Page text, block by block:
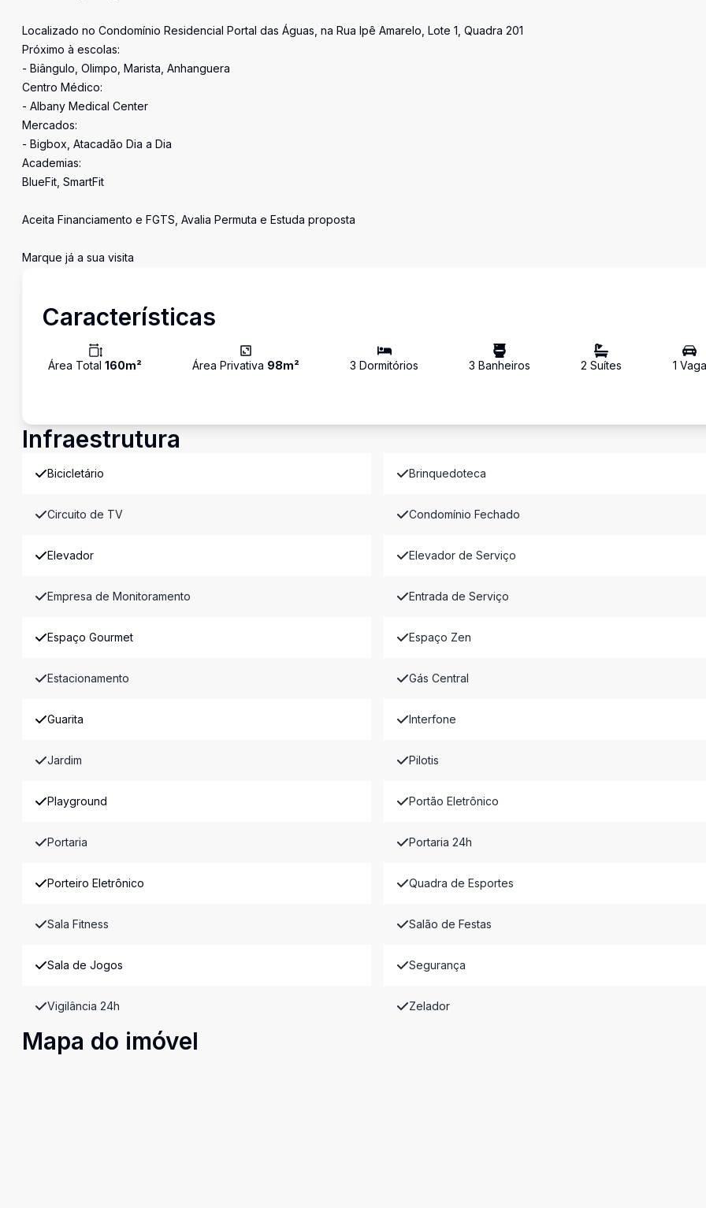
Localizado no Condomínio Residencial Portal das Águas, na Rua Ipê Amarelo, Lote 1, Quadra 201
Próximo à escolas:
- Biângulo, Olimpo, Marista, Anhanguera
Centro Médico:
- Albany Medical Center
Mercados:
- Bigbox, Atacadão Dia a Dia
Academias:
BlueFit, SmartFit
Aceita Financiamento e FGTS, Avalia Permuta e Estuda proposta
Marque já a sua visita
Características
Área Total 160m² Área Privativa 98m² 3 Dormitórios 3 Banheiros 2 Suítes 1 Vaga
Infraestrutura
Bicicletário Brinquedoteca
Circuito de TV Condomínio Fechado
Elevador Elevador de Serviço
Empresa de Monitoramento Entrada de Serviço
Espaço Gourmet Espaço Zen
Estacionamento Gás Central
Guarita Interfone
Jardim Pilotis
Playground Portão Eletrônico
Portaria Portaria 24h
Porteiro Eletrônico Quadra de Esportes
Sala Fitness Salão de Festas
Sala de Jogos Segurança
Vigilância 24h Zelador
Mapa do imóvel